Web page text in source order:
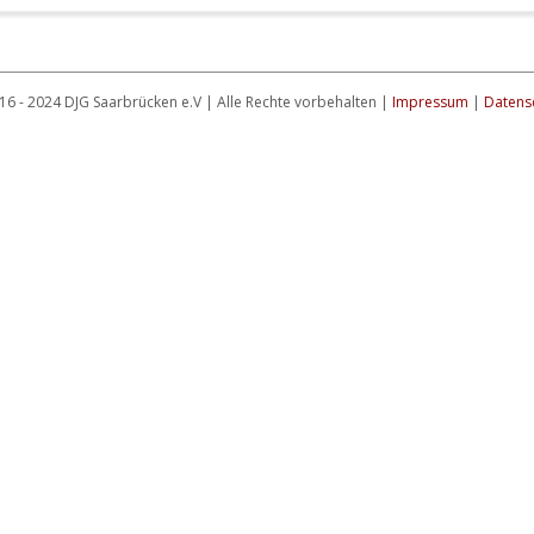
- 2024 DJG Saarbrücken e.V | Alle Rechte vorbehalten | Impressum |